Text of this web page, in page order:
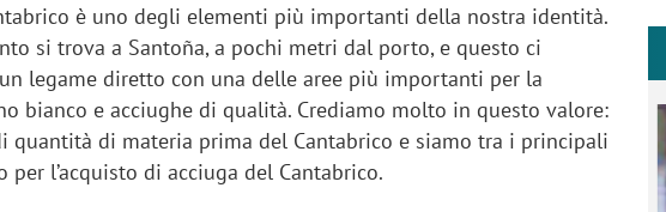
è uno degli elementi più importanti della nostra identità.
si trova a Santoña, a pochi metri dal porto, e questo ci
legame diretto con una delle aree più importanti per la
bianco e acciughe di qualità. Crediamo molto in questo valore:
quantità di materia prima del Cantabrico e siamo tra i principali
l’acquisto di acciuga del Cantabrico.